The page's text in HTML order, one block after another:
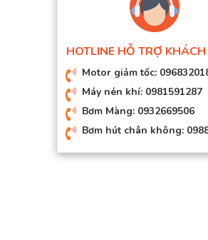
HOTLINE HỖ TRỢ
Motor giảm tốc:
Máy nén khí: 0981591287
Bơm Màng: 0932669506
Bơm hút chân không: